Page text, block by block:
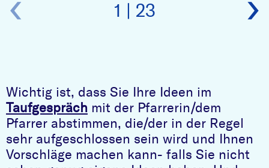
1 | 23
Wichtig ist, dass Sie Ihre Ideen im
Taufgespräch mit der Pfarrerin/dem
Pfarrer abstimmen, die/der in der Regel
sehr aufgeschlossen sein wird und Ihnen
Vorschläge machen kann- falls Sie nicht